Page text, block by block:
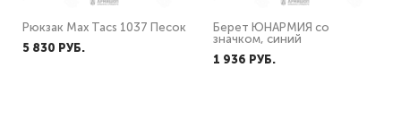
Рюкзак Max Tacs 1037 Песок
5 830 PУБ.
Берет ЮНАРМИЯ со
значком, синий
1 936 PУБ.